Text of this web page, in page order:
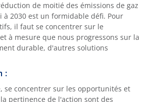
de moitié des émissions de gaz
à 2030 est un formidable défi. Pour
il faut se concentrer sur le
à mesure que nous progressons sur la
durable, d'autres solutions
:
se concentrer sur les opportunités et
pertinence de l'action sont des